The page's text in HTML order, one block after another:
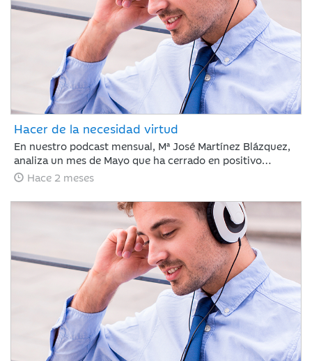
Hacer de la necesidad virtud
En nuestro podcast mensual, Mª José Martínez Blázquez,
analiza un mes de Mayo que ha cerrado en positivo
impulsado por resultados corporativos y el auge global de
reducirse la tensión en el estrecho de Ormuz, mientras
que la renta fija mostró recuperación ante la
estabilización de la deuda pública. En este contexto, el
mercado demostró ser caprichoso, haciendo clave ignorar
el ruido a corto plazo.
Hace 2 meses